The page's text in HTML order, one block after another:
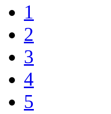
1
2
3
4
5